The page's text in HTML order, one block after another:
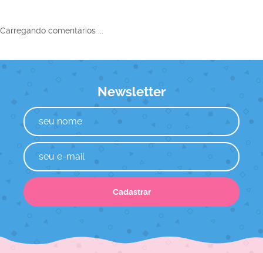
Carregando comentários ...
Newsletter
Cadastrar